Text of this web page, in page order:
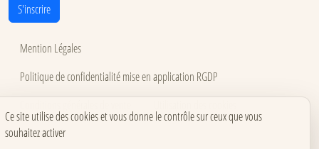
S'inscrire
Mention Légales
Politique de confidentialité mise en application RGDP
Accessibilité
Ce site utilise des cookies et vous donne le contrôle sur ceux que vous
souhaitez activer